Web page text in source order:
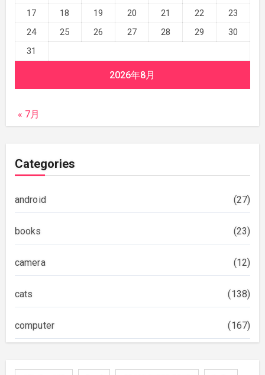
2026年8月
17
18 19 20 21 22
23
24
25 26 27 28 29
30
31
« 7月
Categories
android (27)
books (23)
camera (12)
cats (138)
computer (167)